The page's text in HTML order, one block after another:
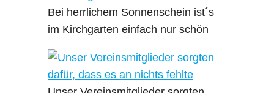
Bei herrlichem Sonnenschein ist´s
im Kirchgarten einfach nur schön